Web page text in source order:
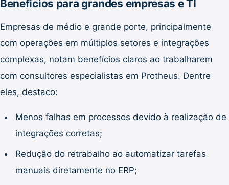
Benefícios para grandes empresas e TI
Empresas de médio e grande porte, principalmente
com operações em múltiplos setores e integrações
complexas, notam benefícios claros ao trabalharem
com consultores especialistas em Protheus. Dentre
eles, destaco:
Menos falhas em processos devido à realização de
integrações corretas;
Redução do retrabalho ao automatizar tarefas
manuais diretamente no ERP;